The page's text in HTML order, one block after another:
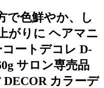
で色鮮やか、し
がりに ヘアマニ
ートデコレ D-
サロン専売品
カラーデ